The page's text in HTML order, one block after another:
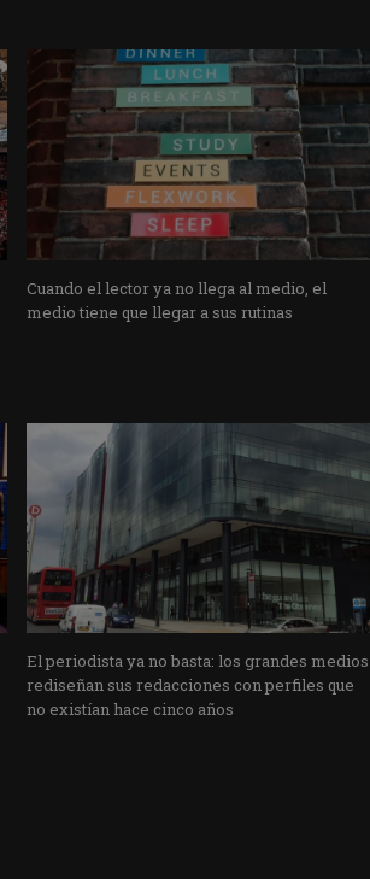
Cuando el lector ya no llega al medio, el
medio tiene que llegar a sus rutinas
El periodista ya no basta: los grandes medios
rediseñan sus redacciones con perfiles que
no existían hace cinco años